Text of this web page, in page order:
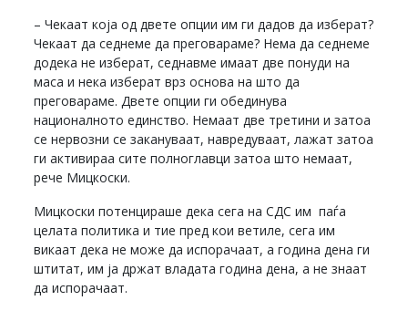
– Чекаат која од двете опции им ги дадов да изберат?
Чекаат да седнеме да преговараме? Нема да седнеме
додека не изберат, седнавме имаат две понуди на
маса и нека изберат врз основа на што да
преговараме. Двете опции ги обединува
националното единство. Немаат две третини и затоа
се нервозни се закануваат, навредуваат, лажат затоа
ги активираа сите полноглавци затоа што немаат,
рече Мицкоски.
Мицкоски потенцираше дека сега на СДС им паѓа
целата политика и тие пред кои ветиле, сега им
викаат дека не може да испорачаат, а година дена ги
штитат, им ја држат владата година дена, а не знаат
да испорачаат.